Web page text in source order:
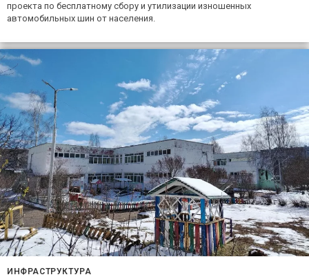
проекта по бесплатному сбору и утилизации изношенных
автомобильных шин от населения.
ИНФРАСТРУКТУРА